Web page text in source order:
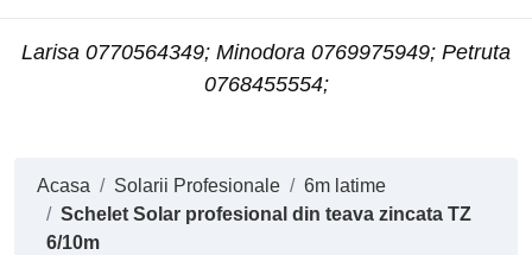
Larisa 0770564349; Minodora 0769975949; Petruta
0768455554;
Acasa Solarii Profesionale
6m latime
Schelet Solar profesional din teava zincata TZ
6/10m